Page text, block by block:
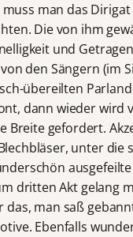
man das
Die von ihm
und
den Sängern (im
übereilten
dann wieder wird
Breite gefordert.
unter die
dritten Akt gelang
man saß
Ebenfalls